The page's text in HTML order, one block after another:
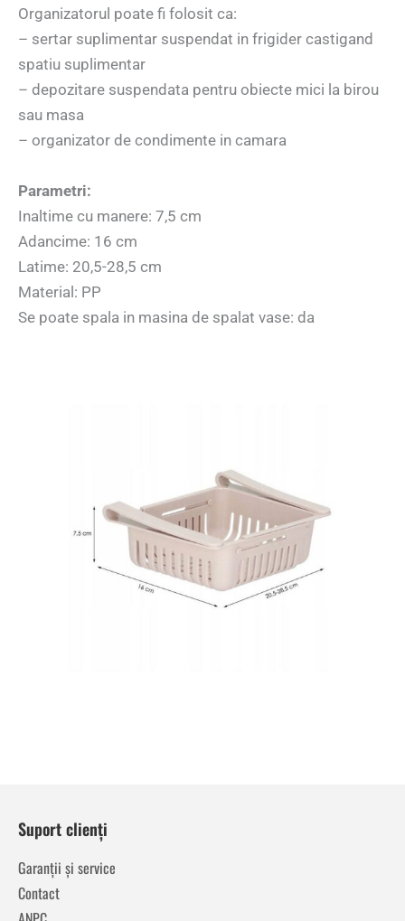
Organizatorul poate fi folosit ca:
– sertar suplimentar suspendat in frigider castigand
spatiu suplimentar
– depozitare suspendata pentru obiecte mici la birou
sau masa
– organizator de condimente in camara
Parametri:
Inaltime cu manere: 7,5 cm
Adancime: 16 cm
Latime: 20,5-28,5 cm
Material: PP
Se poate spala in masina de spalat vase: da
Suport clienți
Garanții și service
Contact